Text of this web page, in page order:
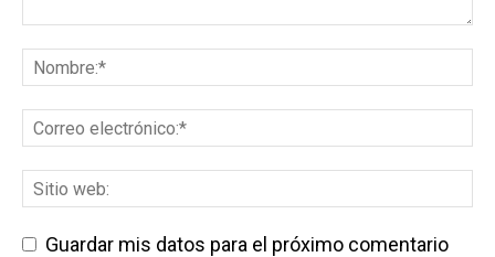
Guardar mis datos para el próximo comentario